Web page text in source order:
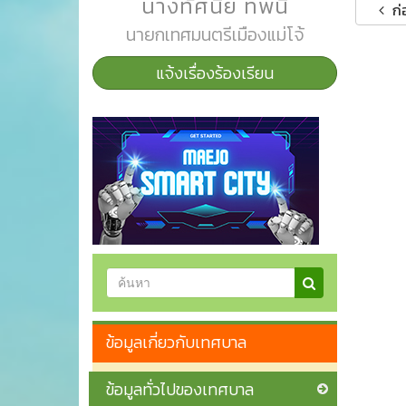
นายกเทศมนตรีเมืองแม่โจ้
แจ้งเรื่องร้องเรียน
ข้อมูลเกี่ยวกับเทศบาล
ข้อมูลทั่วไปของเทศบาล
ก่